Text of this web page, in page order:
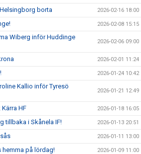
borta 2026-02-16 18:00
2026-02-08 15:15
Wiberg inför Huddinge
2026-02-06 09:00
2026-02-01 11:24
2026-01-24 10:42
Kallio inför Tyresö
2026-01-21 12:49
HF 2026-01-18 16:05
tillbaka i Skånela IF! 2026-01-13 20:51
2026-01-11 13:00
hemma på lördag! 2026-01-09 11:00